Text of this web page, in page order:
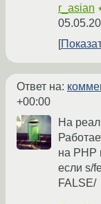
r_asian
Ответ на:
+00:00
На
на PHP
если s/
FALSE/